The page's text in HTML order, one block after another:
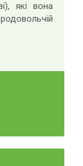
які вона